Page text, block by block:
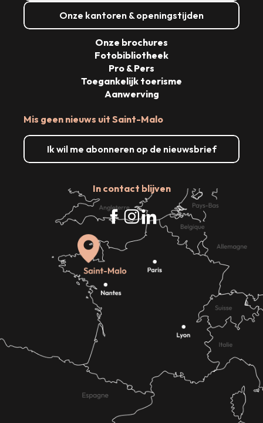
Onze kantoren & openingstijden
Mis geen nieuws uit Saint-Malo
Ik wil me abonneren op de nieuwsbrief
In contact blijven
Onze brochures
Fotobibliotheek
Pro & Pers
Toegankelijk toerisme
Aanwerving